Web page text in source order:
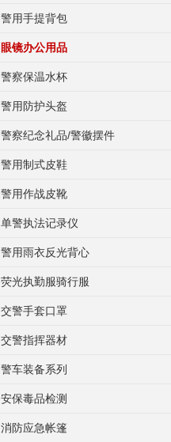
警用手提背包
眼镜办公用品
警察保温水杯
警用防护头盔
警察纪念礼品/警徽摆件
警用制式皮鞋
警用作战皮靴
单警执法记录仪
警用雨衣反光背心
荧光执勤服骑行服
交警手套口罩
交警指挥器材
警车装备系列
安保毒品检测
消防应急帐篷